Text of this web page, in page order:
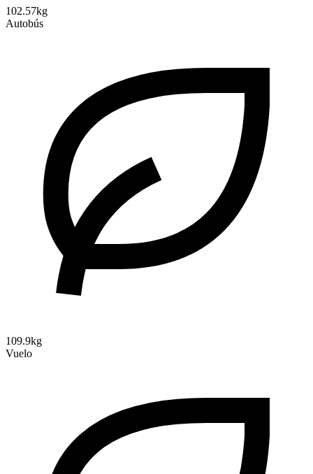
102.57kg
Autobús
109.9kg
Vuelo